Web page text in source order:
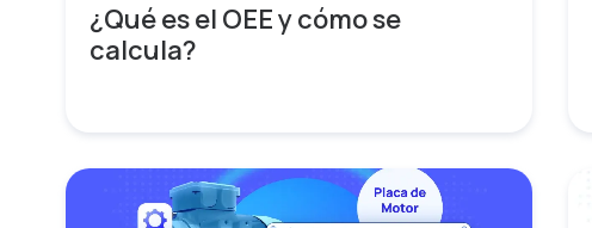
¿Qué es el OEE y cómo se
calcula?